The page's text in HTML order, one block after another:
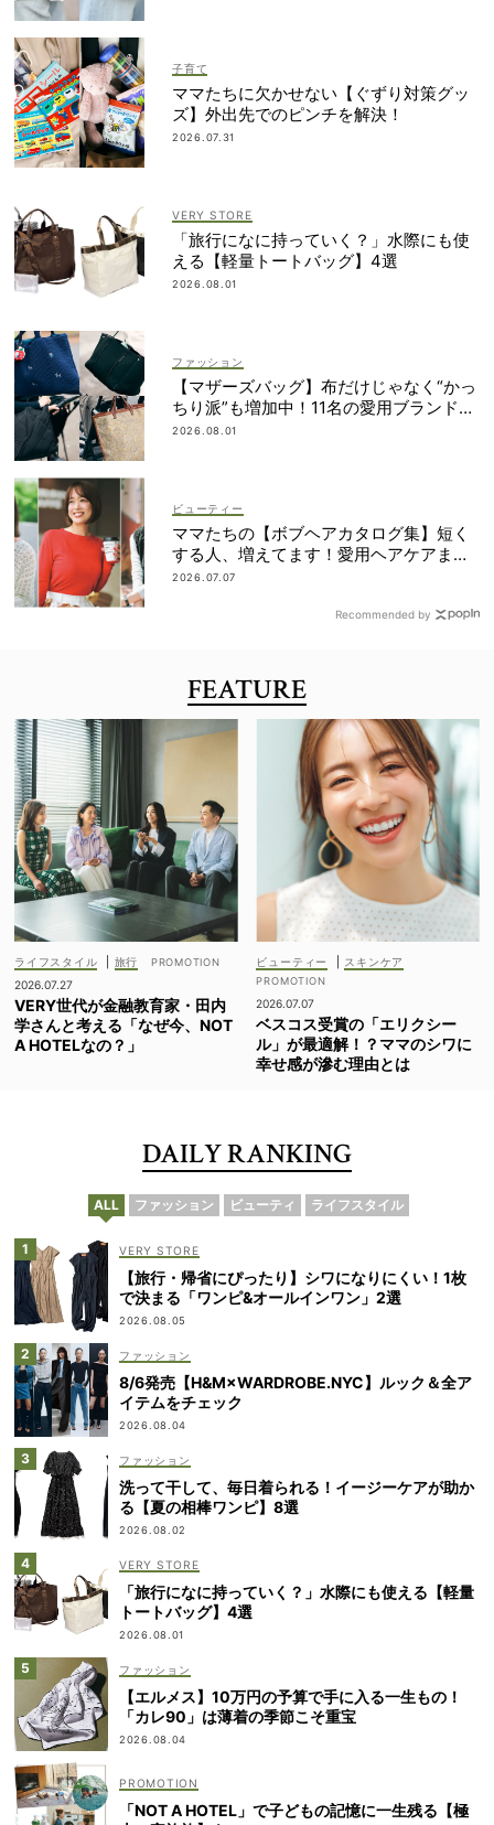
子育て
ママたちに欠かせない【ぐずり対策グッ
ズ】外出先でのピンチを解決！
2026.07.31
VERY STORE
「旅行になに持っていく？」水際にも使
える【軽量トートバッグ】4選
2026.08.01
ファッション
【マザーズバッグ】布だけじゃなく“かっ
ちり派”も増加中！11名の愛用ブランド
は？
2026.08.01
ビューティー
ママたちの【ボブヘアカタログ集】短く
する人、増えてます！愛用ヘアケアまで
全部見せ
2026.07.07
Recommended by
FEATURE
ライフスタイル
旅行
2026.07.27
VERY世代が金融教育家・田内
学さんと考える「なぜ今、NOT
A HOTELなの？」
ビューティー スキンケア
2026.07.07
ベスコス受賞の「エリクシー
ル」が最適解！？ママのシワに
幸せ感が滲む理由とは
DAILY RANKING
ALL ファッション ビューティ ライフスタイル
VERY STORE
【旅行・帰省にぴったり】シワになりにくい！1枚
で決まる「ワンピ&オールインワン」2選
2026.08.05
ファッション
8/6発売【H&M×WARDROBE.NYC】ルック＆全ア
イテムをチェック
2026.08.04
ファッション
洗って干して、毎日着られる！イージーケアが助か
る【夏の相棒ワンピ】8選
2026.08.02
VERY STORE
「旅行になに持っていく？」水際にも使える【軽量
トートバッグ】4選
2026.08.01
ファッション
【エルメス】10万円の予算で手に入る一生もの！
「カレ90」は薄着の季節こそ重宝
2026.08.04
「NOT A HOTEL」で子どもの記憶に一生残る【極